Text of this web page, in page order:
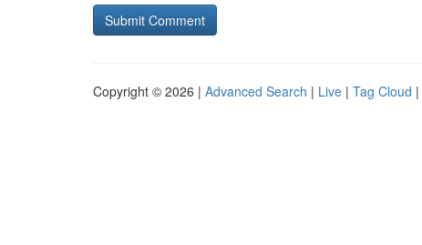
Copyright © 2026 | Advanced Search | Live | Tag Cloud |